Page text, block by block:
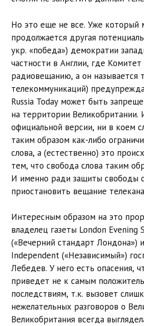
Но это еще не все. Уже который
продолжается другая
укр. «победа») демократии
частности в Англии, где
радиовещанию, а он называется
телекоммуникаций)
Russia Today может быть
на территории Великобритании.
официальной версии, ни в коем
таким образом как-либо
слова, а (естественно) это
тем, что свобода слова таким
И именно ради защиты свободы
приостановить вещание
Интересным образом на это
владелец газеты London Evening
(«Вечерний стандарт Лондона»)
Independent («Независимый»)
Лебедев. У него есть опасения,
приведет не к самым
последствиям, т.к. вызовет
нежелательных разговоров о
Великобритания всегда